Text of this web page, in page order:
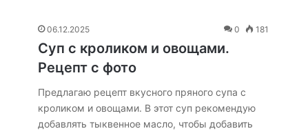
06.12.2025 0 181
Суп с кроликом и овощами.
Рецепт с фото
Предлагаю рецепт вкусного пряного супа с
кроликом и овощами. В этот суп рекомендую
добавлять тыквенное масло, чтобы добавить
с рисом
30.05.2020